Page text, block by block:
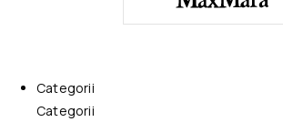
Categorii
Categorii